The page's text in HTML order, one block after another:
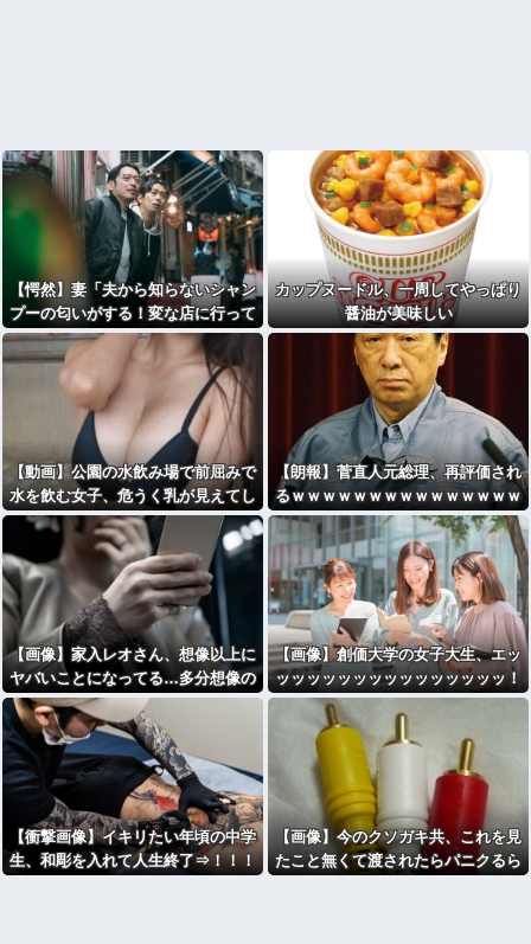
【愕然】妻「夫から知らないシャン
プーの匂いがする！変な店に行って
るに違いない！！！」探偵「調べた
ところ･･･」⇒結果ｗｗ
カップヌードル、一周してやっぱり
醤油が美味しい
【動画】公園の水飲み場で前屈みで
水を飲む女子、危うく乳が見えてし
まう
【朗報】菅直人元総理、再評価され
るｗｗｗｗｗｗｗｗｗｗｗｗｗｗｗ
ｗｗｗ
【画像】家入レオさん、想像以上に
ヤバいことになってる…多分想像の
何倍以上もヤバいｗｗｗｗｗｗｗｗ
ｗｗｗｗｗｗ
【画像】創価大学の女子大生、エッ
ッッッッッッッッッッッッッッッ！
【衝撃画像】イキリたい年頃の中学
生、和彫を入れて人生終了⇒！！！
【画像】今のクソガキ共、これを見
たこと無くて渡されたらパニクるら